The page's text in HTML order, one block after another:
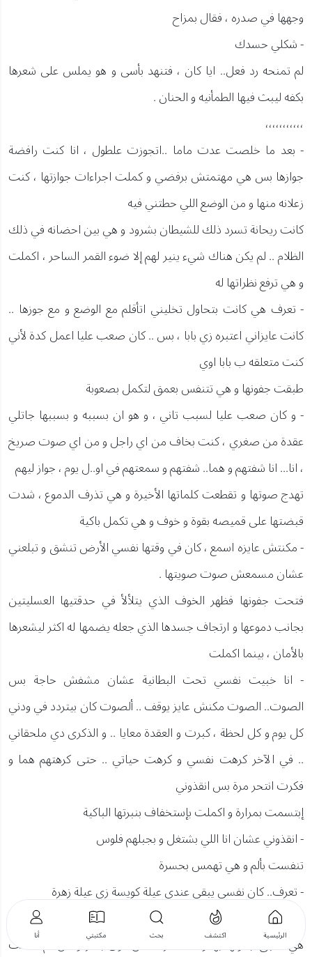
وجهها في صدره ، فقال بمزاح
- شكلي حسدك
لم تمنحه رد فعل.. ايا كان ، فتنهد بأسى و هو يملس على شعرها
بكفه ليبث فيها الطمأنيه و الحنان .
،،،،،،،،،،،
- بعد ما خلصت عدت ماما ..اتجوزت علطول ، انا كنت رافضة
جوازها بس هي مهتمتش برفضي و كملت اجراءات جوازتها ، كنت
زعلانه منها و من الوضع اللي حطتني فيه
كانت ريحانة تسرد ذلك للشيطان بشرود و هي بين احضانه في ذلك
الظلام .. لم يكن هناك شيء ينير لهم إلا ضوء القمر الساحر ، اكملت
و هي ترفع نظراتها له
- تعرف هي كانت بتحاول تخليني اتأقلم مع الوضع و مع جوزها ..
كانت عايزاني اعتبره زي بابا ، بس .. كان صعب عليا اعمل كدة لأني
كنت متعلقه ب بابا اوي
طبقت جفونها و هي تتنفس بعمق لتكمل بصعوبة
- و كان صعب عليا لسبب تاني ، و هو ان بسببه و بسببها جاتلي
عقدة من صغري ، كنت بخاف من اي راجل و من اي صوت صريخ
، انا... انا شفتهم و هما.. شفتهم و سمعتهم في او..ل يوم ، جواز ليهم
تهدج صوتها و تقطعت كلماتها الأخيرة و هي تذرف الدموع ، شدت
قبضتها على قميصه بقوة و خوف و هي تكمل باكية
- مكنتش عايزه اسمع ، كان في وقتها نفسي الأرض تنشق و تبلعني
عشان مسمعش صوت صويتها .
فتحت جفونها فظهر الخوف الذي يتلألأ في حدقتيها العسليتين
بجانب دموعها و ارتجاف جسدها الذي جعله يضمها له اكثر ليشعرها
بالأمان ، بينما اكملت
- انا خبيت نفسي تحت البطانية عشان مشفش حاجة بس
الصوت.. الصوت مكنش عايز يوقف .. ألصوت كان بيتردد في ودني
كل يوم و كل لحظة ، كبرت و العقدة معايا .. و الذكرى دي ملحقاني
.. في الآخر كرهت نفسي و كرهت حياتي .. حتى كرهتهم هما و
فكرت انتحر مرة بس انقذوني
إبتسمت بمرارة و اكملت بإستخفاف بنبرتها الباكية
- انقذوني عشان انا اللي بشتغل و بجبلهم فلوس
تنفست بألم و هي تهمس بحسرة
- تعرف.. كان نفسي يبقى عندي عيلة كويسة زي عيلة زهرة
تنفست مرة آخرى بألم قبل ان ترفع رأسها لتدفن وجهها في عنقه و
هي تطبق جفونها بهدوء ، فنظر له من فوق بتأثر و من ثم صمت
الرئيسية اكتشف بحث مكتبتي أنا